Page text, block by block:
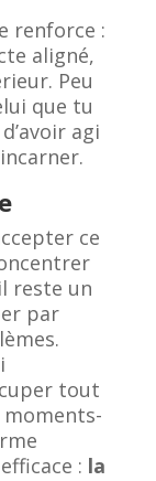
renforce :
aligné,
Peu
que tu
agi
ce
reste un
par
tout
moments-
: la